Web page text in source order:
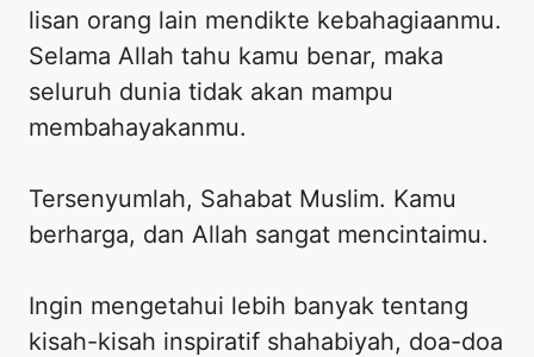
lisan orang lain mendikte kebahagiaanmu.
Selama Allah tahu kamu benar, maka
seluruh dunia tidak akan mampu
membahayakanmu.
​Tersenyumlah, Sahabat Muslim. Kamu
berharga, dan Allah sangat mencintaimu.
​Ingin mengetahui lebih banyak tentang
kisah-kisah inspiratif shahabiyah, doa-doa